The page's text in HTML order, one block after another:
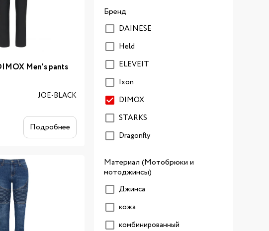
Men's pants
JOE-BLACK
Подробнее
Бренд
DAINESE
Held
ELEVEIT
Ixon
DIMOX
STARKS
Dragonfly
Материал (Мотобрюки и
мотоджинсы)
Джинса
кожа
комбинированный